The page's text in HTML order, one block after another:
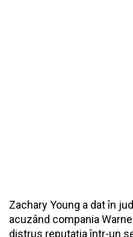
Zachary Young a dat în
acuzând compania
distrus reputația într-un